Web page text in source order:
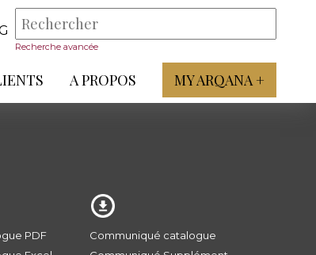
Recherche avancée
A PROPOS MY ARQANA +
PDF
Communiqué catalogue